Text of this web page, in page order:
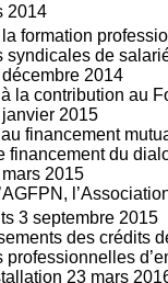
2014
formation
syndicales de
décembre 2014
la contribution au
janvier 2015
financement
financement du
mars 2015
3 septembre 2015
des crédits
professionnelles
23 mars